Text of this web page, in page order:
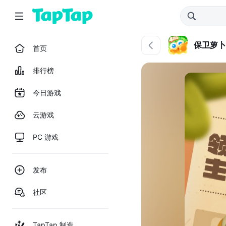
首页
排行榜
今日游戏
云游戏
PC 游戏
发布
社区
保卫萝